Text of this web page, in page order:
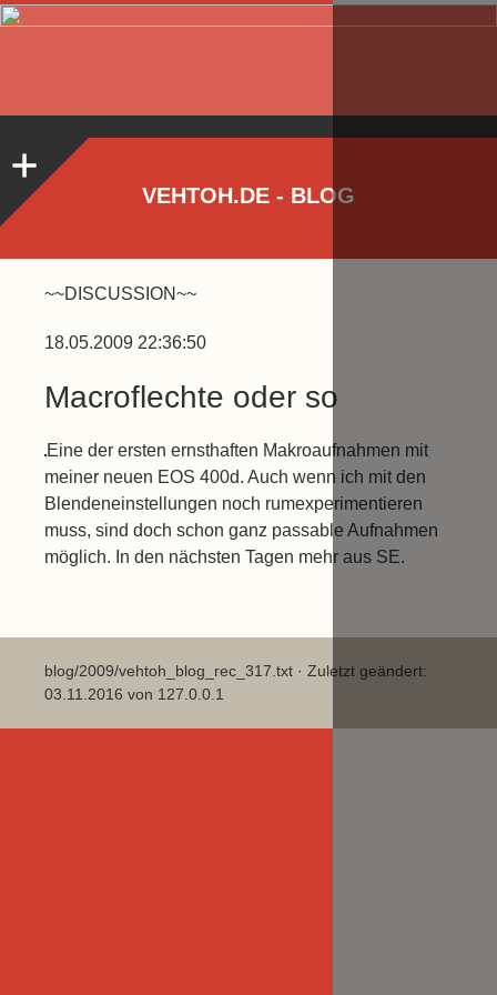
VEHTOH.DE - BLOG
~~DISCUSSION~~
18.05.2009 22:36:50
Macroflechte oder so
Eine der ersten ernsthaften Makroaufnahmen mit
meiner neuen EOS 400d. Auch wenn ich mit den
Blendeneinstellungen noch rumexperimentieren
muss, sind doch schon ganz passable Aufnahmen
möglich. In den nächsten Tagen mehr aus SE.
blog/2009/vehtoh_blog_rec_317.txt · Zuletzt geändert:
03.11.2016 von 127.0.0.1